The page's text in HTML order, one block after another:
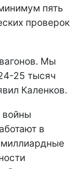
пять
проверок
Мы
25 тысяч
Каленков.
войны
в